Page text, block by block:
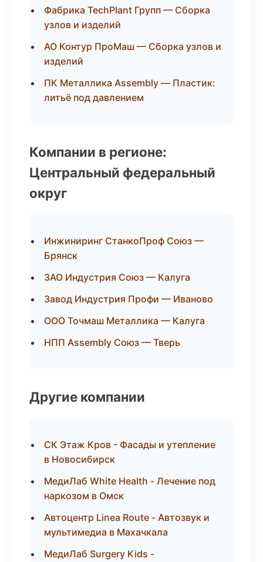
Фабрика TechPlant Групп — Сборка
узлов и изделий
АО Контур ПроМаш — Сборка узлов и
изделий
ПК Металлика Assembly — Пластик:
литьё под давлением
Компании в регионе:
Центральный федеральный
округ
Инжиниринг СтанкоПроф Союз —
Брянск
ЗАО Индустрия Союз — Калуга
Завод Индустрия Профи — Иваново
ООО Точмаш Металлика — Калуга
НПП Assembly Союз — Тверь
Другие компании
СК Этаж Кров - Фасады и утепление
в Новосибирск
МедиЛаб White Health - Лечение под
наркозом в Омск
Автоцентр Linea Route - Автозвук и
мультимедиа в Махачкала
МедиЛаб Surgery Kids -